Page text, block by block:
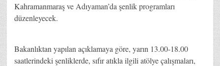
Kahramanmaraş ve Adıyaman’da şenlik programları
düzenleyecek.
Bakanlıktan yapılan açıklamaya göre, yarın 13.00-18.00
saatlerindeki şenliklerde, sıfır atıkla ilgili atölye çalışmaları,